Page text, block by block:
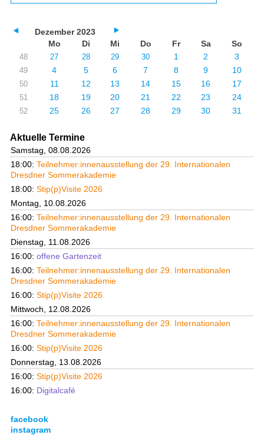
Dezember 2023
Mo
Di Mi Do Fr Sa So
48 27 28 29 30 1 2 3
49 4 5 6 7 8 9 10
50 11 12 13 14 15 16 17
51 18 19 20 21 22 23 24
52 25 26 27 28 29 30 31
Aktuelle Termine
Samstag, 08.08.2026
18:00: Teilnehmer:innenausstellung der 29. Internationalen
Dresdner Sommerakademie
18:00: Stip(p)Visite 2026
Montag, 10.08.2026
16:00: Teilnehmer:innenausstellung der 29. Internationalen
Dresdner Sommerakademie
Dienstag, 11.08.2026
16:00: offene Gartenzeit
16:00: Teilnehmer:innenausstellung der 29. Internationalen
Dresdner Sommerakademie
16:00: Stip(p)Visite 2026
Mittwoch, 12.08.2026
16:00: Teilnehmer:innenausstellung der 29. Internationalen
Dresdner Sommerakademie
16:00: Stip(p)Visite 2026
Donnerstag, 13.08.2026
16:00: Stip(p)Visite 2026
16:00: Digitalcafé
facebook
instagram